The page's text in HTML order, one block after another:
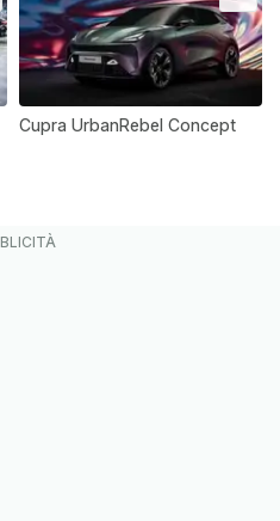
Cupra UrbanRebel Concept